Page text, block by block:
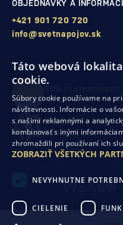
OBJEDNÁVKY A
+421 901 720 720
info@svetnapojov.sk
ZÁRUKA KVALITY A VAŠEJ
zákazníkov odporúča
SHOP ROKU 2024
10. rok po sebesme
Odstúpenie od zmluvy
Táto webová
cookie.
Súbory cookie používame na
návštevnosti. Informácie o
s našimi reklamnými a
kombinovať s inými
zhromaždili pri používaní ich
ZOBRAZIŤ VŠETKÝCH
NEVYHNUTNE
CIELENIE